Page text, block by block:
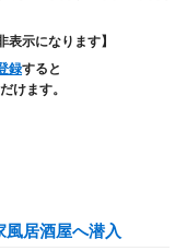
表示になります】
録すると
けます。
風居酒屋へ潜入